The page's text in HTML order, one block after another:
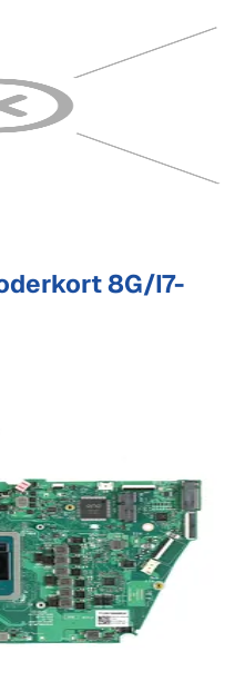
8G/I7-